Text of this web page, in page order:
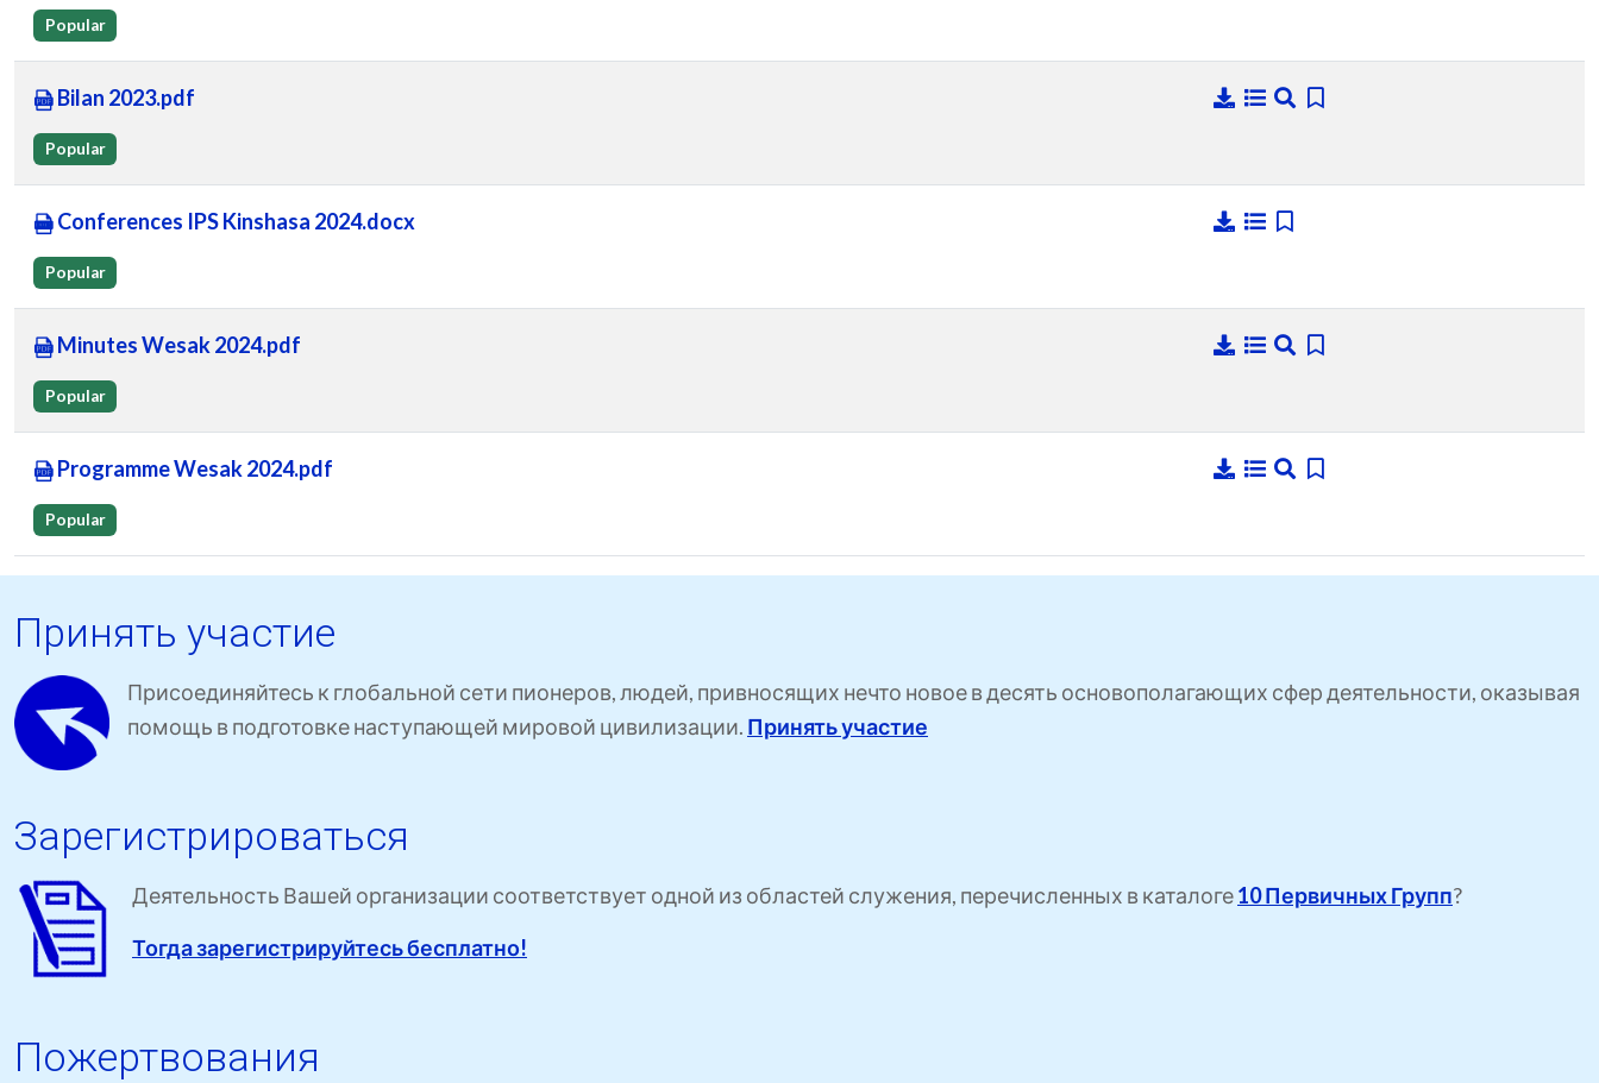
Popular
Bilan 2023.pdf
Popular
Conferences IPS Kinshasa 2024.docx
Popular
Minutes Wesak 2024.pdf
Popular
Programme Wesak 2024.pdf
Popular
Принять участие
Присоединяйтесь к глобальной сети пионеров, людей, привносящих нечто новое в десять основополагающих сфер деятельности, оказывая
помощь в подготовке наступающей мировой цивилизации. Принять участие
Зарегистрироваться
Деятельность Вашей организации соответствует одной из областей служения, перечисленных в каталоге10 Первичных Групп?
Тогда зарегистрируйтесь бесплатно!
Пожертвования